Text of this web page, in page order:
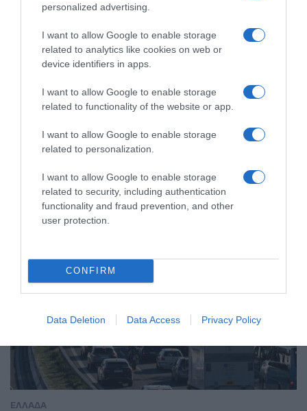
personalized advertising.
I want to allow Google to enable storage
related to analytics like cookies on web or
device identifiers in apps.
I want to allow Google to enable storage
related to functionality of the website or app.
I want to allow Google to enable storage
related to personalization.
I want to allow Google to enable storage
related to security, including authentication
functionality and fraud prevention, and other
user protection.
CONFIRM
Data Deletion Data Access Privacy Policy
ΕΛΛΑΔΑ
Δείτε τις προσπάθειες χελώνας να
γεννήσει σε παραλία της Ρόδου – Η
προειδοποίηση των κατοίκων (βίντεο)
Το ζώο δεν τα κατάφερε και αναμένεται να επιστρέψει
ΕΛΛΑΔΑ